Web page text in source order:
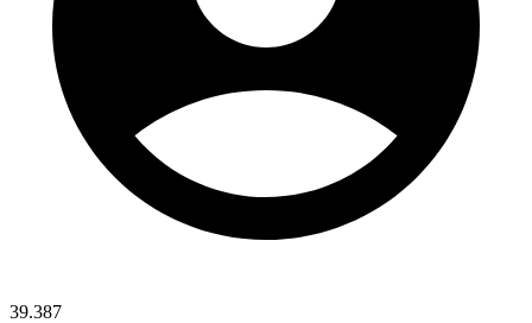
39.387